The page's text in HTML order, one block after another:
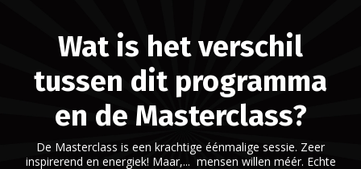
Wat is het verschil
tussen dit programma
en de Masterclass?
De Masterclass is een krachtige éénmalige sessie. Zeer
inspirerend en energiek! Maar,... mensen willen méér. Echte